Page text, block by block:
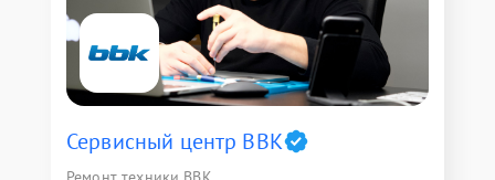
Сервисный центр BBK